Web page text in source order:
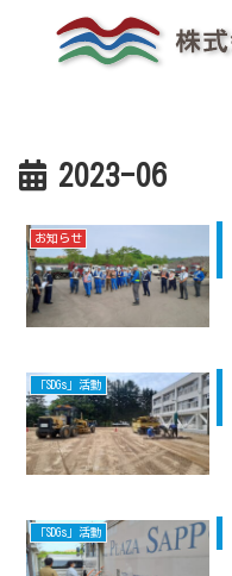
2023-06
お知らせ
「SDGs」活動
「SDGs」活動